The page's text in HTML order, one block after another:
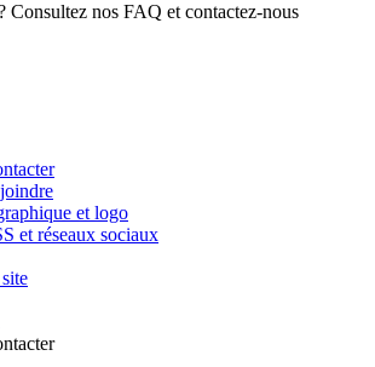
Consultez nos FAQ et contactez-nous
et logo
et réseaux sociaux